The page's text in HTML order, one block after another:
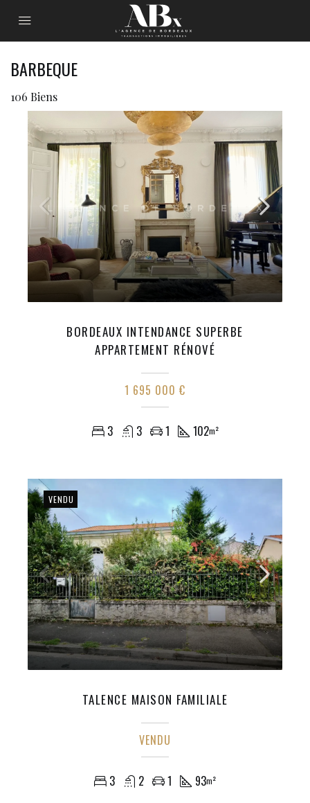
BARBEQUE
106 Biens
BORDEAUX INTENDANCE SUPERBE
APPARTEMENT RÉNOVÉ
1 695 000 €
3 3 1 102m²
VENDU
TALENCE MAISON FAMILIALE
VENDU
3 2 1 93m²